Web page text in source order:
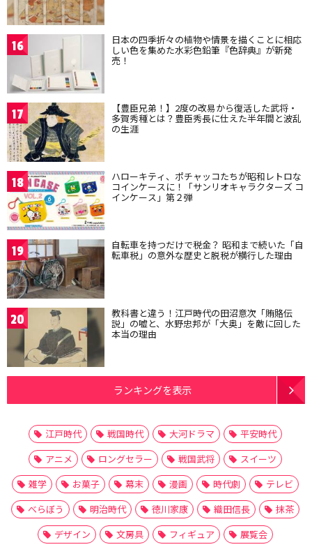
16 日本の四季折々の植物や情景を描くことに相応
しい色を集めた水彩色鉛筆『色辞典』が新発
売！
17 【豊臣兄弟！】2度の改易から復活した武将・
多賀秀種とは？豊臣秀長に仕えた半年間と波乱
の生涯
18 ハローキティ、ポチャッコたちが昭和レトロな
コインケースに！「サンリオキャラクターズ コ
インケース」第２弾
19 自転車を持つだけで税金？ 昭和まで続いた「自
転車税」の意外な歴史と脱税が横行した理由
20 教科書と違う！江戸時代の田沼意次「賄賂伝
説」の嘘と、水野忠邦が「大奥」を敵に回した
本当の理由
ランキングを表示
江戸時代 戦国時代 大河ドラマ
平安時代
アニメ
ロングセラー 戦国武将
スイーツ
雑学
お菓子 幕末 漫画 時代劇
テレビ
べらぼう
明治時代 徳川家康 織田信長
抹茶
デザイン
文房具 フィギュア
展覧会